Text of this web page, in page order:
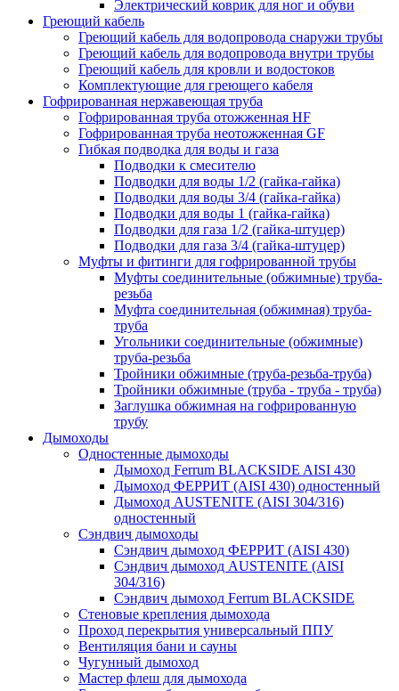
Электрический коврик для ног и обуви
Греющий кабель
Греющий кабель для водопровода снаружи трубы
Греющий кабель для водопровода внутри трубы
Греющий кабель для кровли и водостоков
Комплектующие для греющего кабеля
Гофрированная нержавеющая труба
Гофрированная труба отожженная HF
Гофрированная труба неотожженная GF
Гибкая подводка для воды и газа
Подводки к смесителю
Подводки для воды 1/2 (гайка-гайка)
Подводки для воды 3/4 (гайка-гайка)
Подводки для воды 1 (гайка-гайка)
Подводки для газа 1/2 (гайка-штуцер)
Подводки для газа 3/4 (гайка-штуцер)
Муфты и фитинги для гофрированной трубы
Муфты соединительные (обжимные) труба-
резьба
Муфта соединительная (обжимная) труба-
труба
Угольники соединительные (обжимные)
труба-резьба
Тройники обжимные (труба-резьба-труба)
Тройники обжимные (труба - труба - труба)
Заглушка обжимная на гофрированную
трубу
Дымоходы
Одностенные дымоходы
Дымоход Ferrum BLACKSIDE AISI 430
Дымоход ФЕРРИТ (AISI 430) одностенный
Дымоход AUSTENITE (AISI 304/316)
одностенный
Сэндвич дымоходы
Cэндвич дымоход ФЕРРИТ (AISI 430)
Сэндвич дымоход AUSTENITE (AISI
304/316)
Сэндвич дымоход Ferrum BLACKSIDE
Стеновые крепления дымохода
Проход перекрытия универсальный ППУ
Вентиляция бани и сауны
Чугунный дымоход
Мастер флеш для дымохода